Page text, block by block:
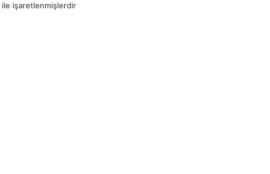
ile işaretlenmişlerdir